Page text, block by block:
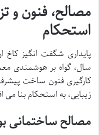
مصالح، فنون و
استحکام
سال، گواه بر هوشمندی
کارگیری فنون ساخت
زیبایی، به استحکام بنا می
مصالح ساختمانی